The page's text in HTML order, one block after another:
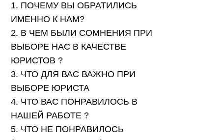
1. ПОЧЕМУ ВЫ ОБРАТИЛИСЬ
ИМЕННО К НАМ?
2. В ЧЕМ БЫЛИ СОМНЕНИЯ ПРИ
ВЫБОРЕ НАС В КАЧЕСТВЕ
ЮРИСТОВ ?
3. ЧТО ДЛЯ ВАС ВАЖНО ПРИ
ВЫБОРЕ ЮРИСТА
4. ЧТО ВАС ПОНРАВИЛОСЬ В
НАШЕЙ РАБОТЕ ?
5. ЧТО НЕ ПОНРАВИЛОСЬ